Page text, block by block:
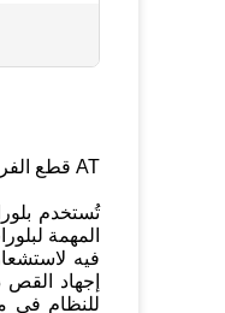
AT قطع الفراغات الكوارتز المستخدمة في المذبذبات إلى الموازين الدقيقة
فيه
للنظام في